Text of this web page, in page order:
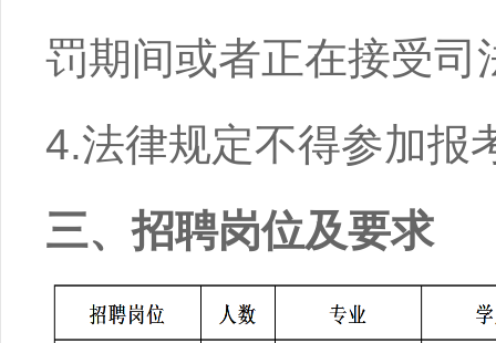
罚期间或者正在接受
4.法律规定不得参加报
三、招聘岗位及要求